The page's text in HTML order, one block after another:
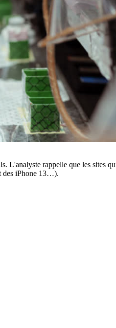
rappelle que les sites
des iPhone 13…).